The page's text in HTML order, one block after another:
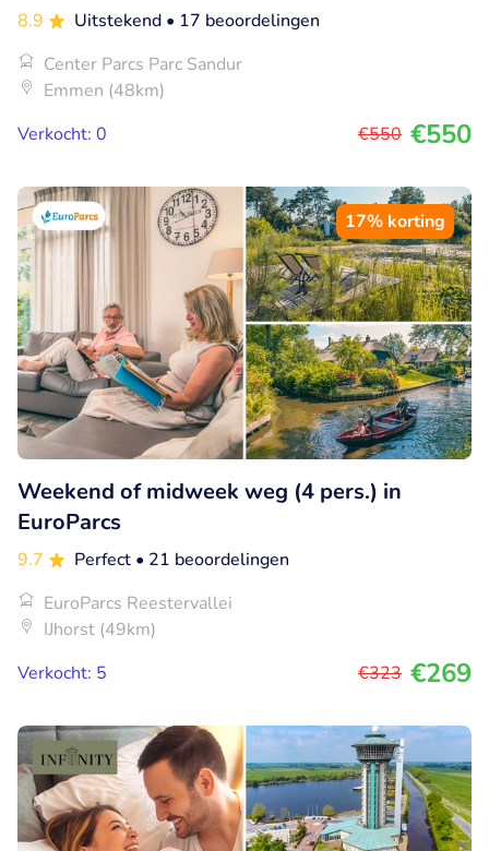
8.9 Uitstekend • 17 beoordelingen
Center Parcs Parc Sandur
Emmen (48km)
Verkocht: 0
€550 €550
17% korting
Weekend of midweek weg (4 pers.) in
EuroParcs
9.7 Perfect • 21 beoordelingen
EuroParcs Reestervallei
IJhorst (49km)
Verkocht: 5
€323 €269